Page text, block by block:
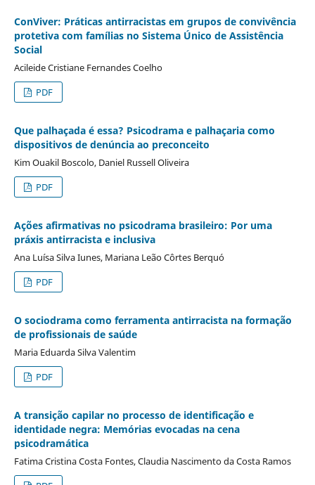
ConViver: Práticas antirracistas em grupos de convivência
protetiva com famílias no Sistema Único de Assistência
Social
Acileide Cristiane Fernandes Coelho
PDF
Que palhaçada é essa? Psicodrama e palhaçaria como
dispositivos de denúncia ao preconceito
Kim Ouakil Boscolo, Daniel Russell Oliveira
PDF
Ações afirmativas no psicodrama brasileiro: Por uma
práxis antirracista e inclusiva
Ana Luísa Silva Iunes, Mariana Leão Côrtes Berquó
PDF
O sociodrama como ferramenta antirracista na formação
de profissionais de saúde
Maria Eduarda Silva Valentim
PDF
A transição capilar no processo de identificação e
identidade negra: Memórias evocadas na cena
psicodramática
Fatima Cristina Costa Fontes, Claudia Nascimento da Costa Ramos